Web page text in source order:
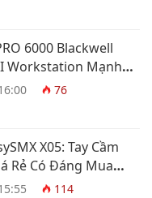
6000 Blackwell
Workstation Mạnh
76
X05: Tay Cầm
Rẻ Có Đáng Mua
114